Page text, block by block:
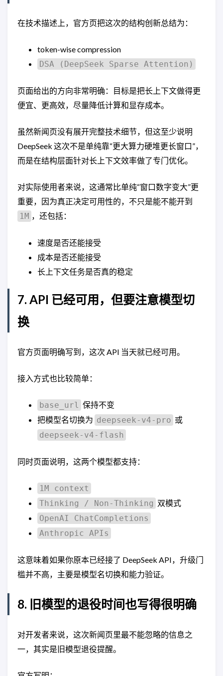
在技术描述上，官方页把这次的结构创新总结为：
token-wise compression
DSA (DeepSeek Sparse Attention)
页面给出的方向非常明确：目标是把长上下文做得更
便宜、更高效，尽量降低计算和显存成本。
虽然新闻页没有展开完整技术细节，但这至少说明
DeepSeek 这次不是单纯靠“更大算力硬堆更长窗口”，
而是在结构层面针对长上下文效率做了专门优化。
对实际使用者来说，这通常比单纯“窗口数字变大”更
重要，因为真正决定可用性的，不只是能不能开到
1M ，还包括：
速度是否还能接受
成本是否还能接受
长上下文任务是否真的稳定
7. API 已经可用，但要注意模型切
换
官方页面明确写到，这次 API 当天就已经可用。
接入方式也比较简单：
base_url 保持不变
把模型名切换为 deepseek-v4-pro 或
deepseek-v4-flash
同时页面说明，这两个模型都支持：
1M context
Thinking / Non-Thinking 双模式
OpenAI ChatCompletions
Anthropic APIs
这意味着如果你原本已经接了 DeepSeek API，升级门
槛并不高，主要是模型名切换和能力验证。
8. 旧模型的退役时间也写得很明确
对开发者来说，这次新闻页里最不能忽略的信息之
一，其实是旧模型退役提醒。